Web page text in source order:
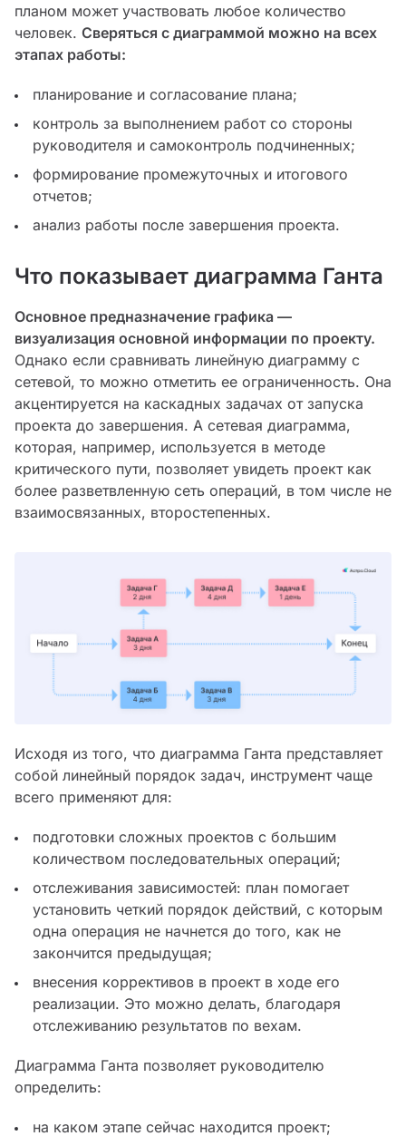
планом может участвовать любое количество
человек. Сверяться с диаграммой можно на всех
этапах работы:
планирование и согласование плана;
контроль за выполнением работ со стороны
руководителя и самоконтроль подчиненных;
формирование промежуточных и итогового
отчетов;
анализ работы после завершения проекта.
Что показывает диаграмма Ганта
Основное предназначение графика —
визуализация основной информации по проекту.
Однако если сравнивать линейную диаграмму с
сетевой, то можно отметить ее ограниченность. Она
акцентируется на каскадных задачах от запуска
проекта до завершения. А сетевая диаграмма,
которая, например, используется в методе
критического пути, позволяет увидеть проект как
более разветвленную сеть операций, в том числе не
взаимосвязанных, второстепенных.
Исходя из того, что диаграмма Ганта представляет
собой линейный порядок задач, инструмент чаще
всего применяют для:
подготовки сложных проектов с большим
количеством последовательных операций;
отслеживания зависимостей: план помогает
установить четкий порядок действий, с которым
одна операция не начнется до того, как не
закончится предыдущая;
внесения коррективов в проект в ходе его
реализации. Это можно делать, благодаря
отслеживанию результатов по вехам.
Диаграмма Ганта позволяет руководителю
определить:
на каком этапе сейчас находится проект;